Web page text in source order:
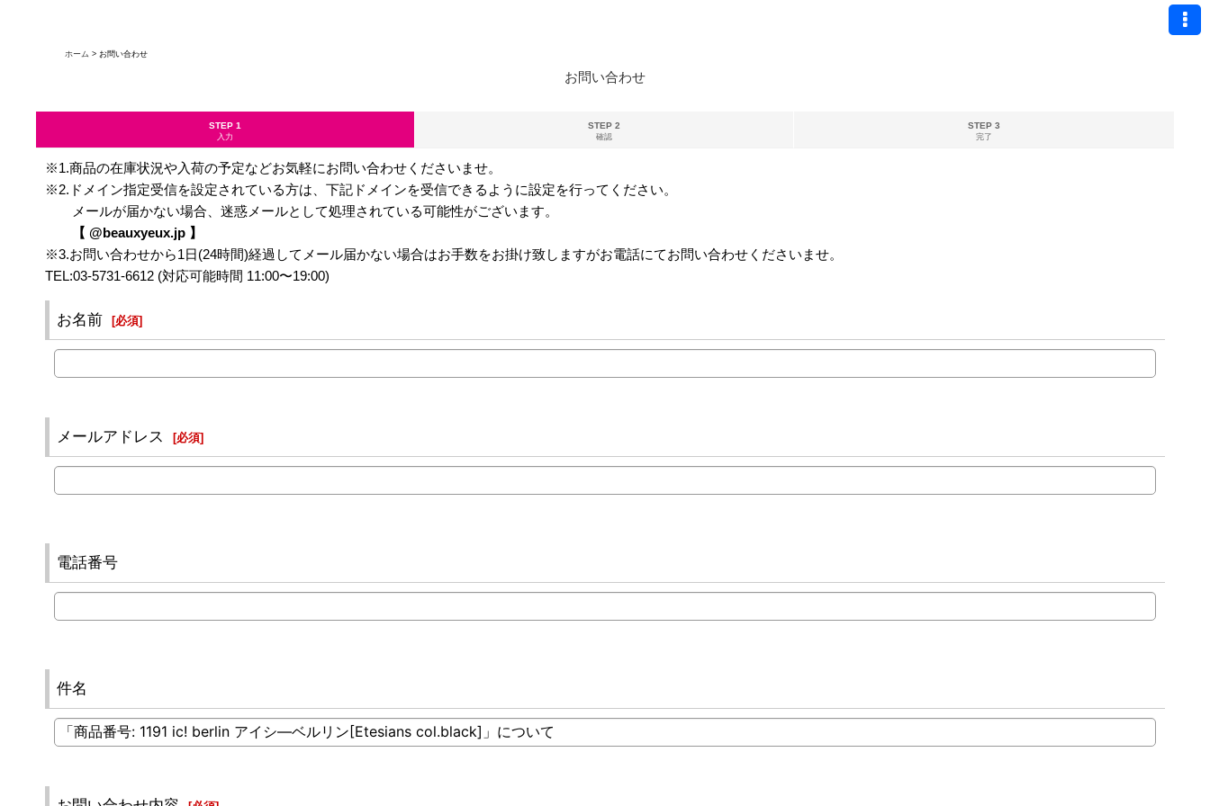
ホーム > お問い合わせ
お問い合わせ
STEP 1
入力
STEP 2
確認
STEP 3
完了
※1.商品の在庫状況や入荷の予定などお気軽にお問い合わせくださいませ。
※2.ドメイン指定受信を設定されている方は、下記ドメインを受信できるように設定を行ってください。
メールが届かない場合、迷惑メールとして処理されている可能性がございます。
【 @beauxyeux.jp 】
※3.お問い合わせから1日(24時間)経過してメール届かない場合はお手数をお掛け致しますがお電話にてお問い合わせくださいませ。
TEL:03-5731-6612 (対応可能時間 11:00〜19:00)
お名前 [必須]
メールアドレス [必須]
電話番号
件名